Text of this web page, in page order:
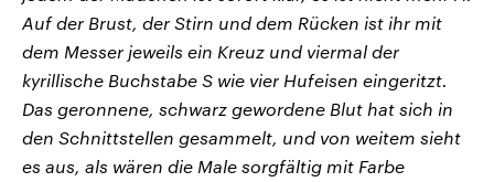
Auf der Brust, der Stirn und dem Rücken ist ihr mit
dem Messer jeweils ein Kreuz und viermal der
kyrillische Buchstabe S wie vier Hufeisen eingeritzt.
Das geronnene, schwarz gewordene Blut hat sich in
den Schnittstellen gesammelt, und von weitem sieht
es aus, als wären die Male sorgfältig mit Farbe